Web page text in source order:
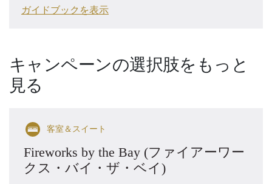
ガイドブックを表示
キャンペーンの選択肢をもっと
見る
客室＆スイート
Fireworks by the Bay (ファイアーワー
クス・バイ・ザ・ベイ)